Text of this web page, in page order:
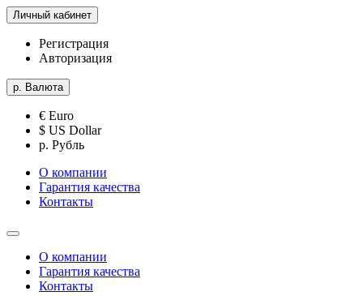
Личный кабинет
Регистрация
Авторизация
р. Валюта
€ Euro
$ US Dollar
р. Рубль
О компании
Гарантия качества
Контакты
О компании
Гарантия качества
Контакты